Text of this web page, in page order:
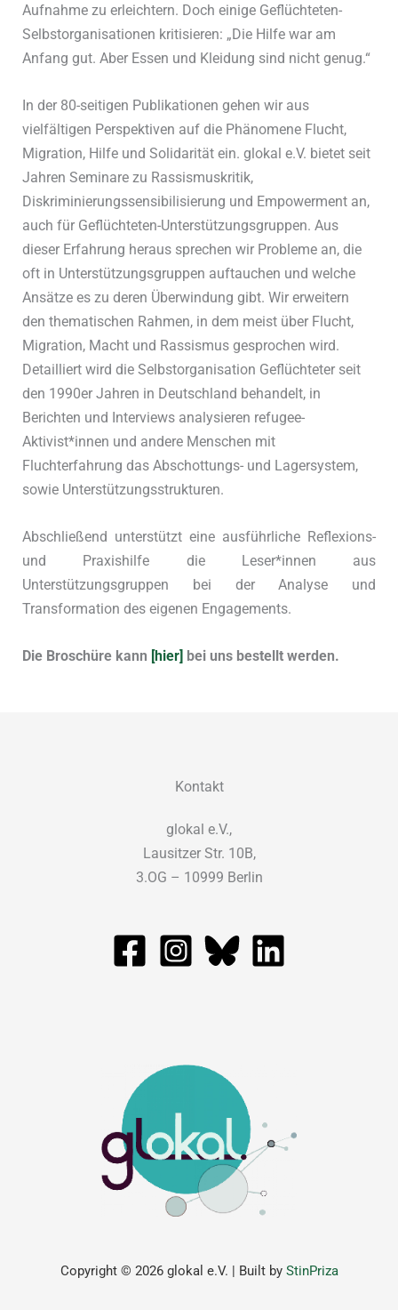
Aufnahme zu erleichtern. Doch einige Geflüchteten-
Selbstorganisationen kritisieren: „Die Hilfe war am
Anfang gut. Aber Essen und Kleidung sind nicht genug.“
In der 80-seitigen Publikationen gehen wir aus
vielfältigen Perspektiven auf die Phänomene Flucht,
Migration, Hilfe und Solidarität ein. glokal e.V. bietet seit
Jahren Seminare zu Rassismuskritik,
Diskriminierungssensibilisierung und Empowerment an,
auch für Geflüchteten-Unterstützungsgruppen. Aus
dieser Erfahrung heraus sprechen wir Probleme an, die
oft in Unterstützungsgruppen auftauchen und welche
Ansätze es zu deren Überwindung gibt. Wir erweitern
den thematischen Rahmen, in dem meist über Flucht,
Migration, Macht und Rassismus gesprochen wird.
Detailliert wird die Selbstorganisation Geflüchteter seit
den 1990er Jahren in Deutschland behandelt, in
Berichten und Interviews analysieren refugee-
Aktivist*innen und andere Menschen mit
Fluchterfahrung das Abschottungs- und Lagersystem,
sowie Unterstützungsstrukturen.
Abschließend unterstützt eine ausführliche Reflexions-
und Praxishilfe die Leser*innen aus
Unterstützungsgruppen bei der Analyse und
Transformation des eigenen Engagements.
Die Broschüre kann [hier] bei uns bestellt werden.
Copyright © 2026 glokal e.V. | Built by StinPriza
Kontakt
glokal e.V.,
Lausitzer Str. 10B,
3.OG – 10999 Berlin